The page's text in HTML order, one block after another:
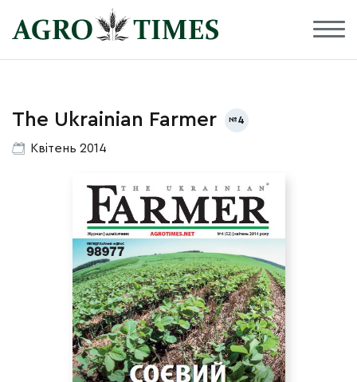
The Ukrainian Farmer 4
Квітень 2014